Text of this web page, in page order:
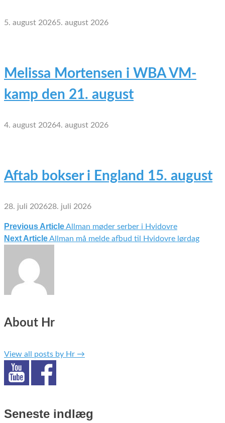
5. august 20265. august 2026
Melissa Mortensen i WBA VM-
kamp den 21. august
4. august 20264. august 2026
Aftab bokser i England 15. august
28. juli 202628. juli 2026
Indlægsnavigation
Previous ArticleAllman møder serber i Hvidovre
Next ArticleAllman må melde afbud til Hvidovre lørdag
About Hr
View all posts by Hr →
Seneste indlæg